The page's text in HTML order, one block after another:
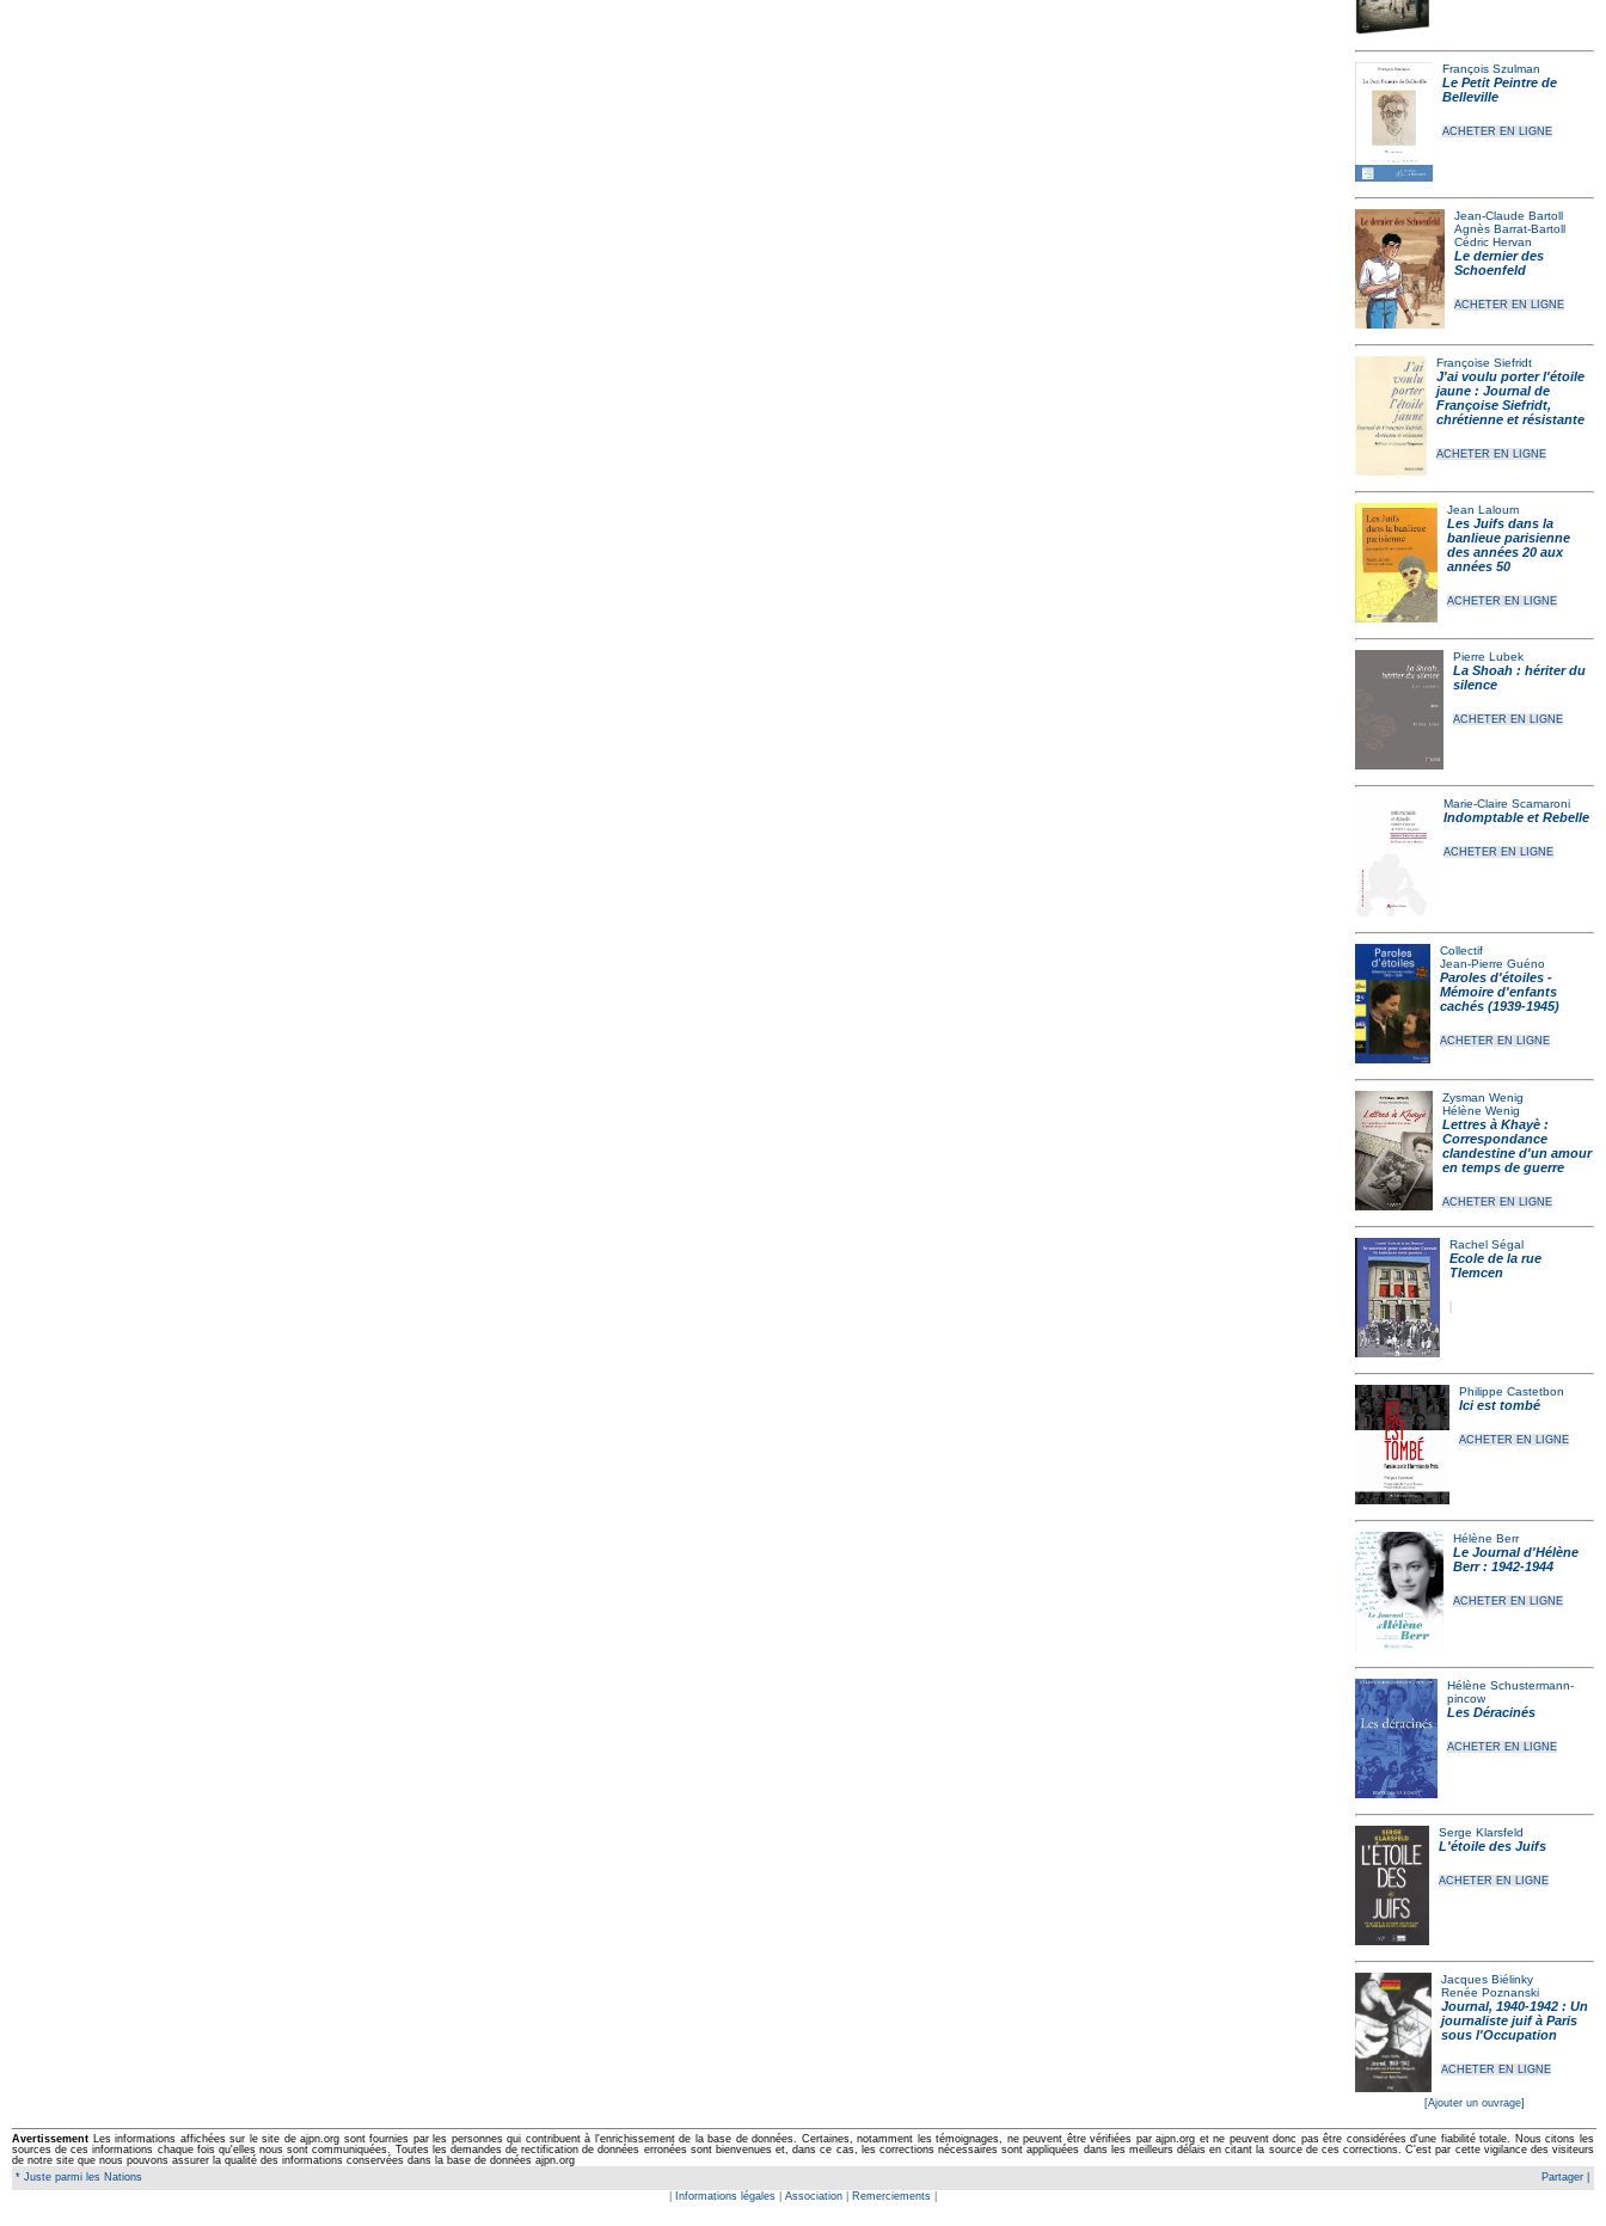
François Szulman
Le Petit Peintre de
Belleville
ACHETER EN LIGNE
Jean-Claude Bartoll
Agnès Barrat-Bartoll
Cédric Hervan
Le dernier des
Schoenfeld
ACHETER EN LIGNE
Françoise Siefridt
J'ai voulu porter l'étoile
jaune : Journal de
Françoise Siefridt,
chrétienne et résistante
ACHETER EN LIGNE
Jean Laloum
Les Juifs dans la
banlieue parisienne
des années 20 aux
années 50
ACHETER EN LIGNE
Pierre Lubek
La Shoah : hériter du
silence
ACHETER EN LIGNE
Marie-Claire Scamaroni
Indomptable et Rebelle
ACHETER EN LIGNE
Collectif
Jean-Pierre Guéno
Paroles d'étoiles -
Mémoire d'enfants
cachés (1939-1945)
ACHETER EN LIGNE
Zysman Wenig
Hélène Wenig
Lettres à Khayè :
Correspondance
clandestine d'un amour
en temps de guerre
ACHETER EN LIGNE
Rachel Ségal
Ecole de la rue
Tlemcen
Philippe Castetbon
Ici est tombé
ACHETER EN LIGNE
Hélène Berr
Le Journal d'Hélène
Berr : 1942-1944
ACHETER EN LIGNE
Hélène Schustermann-
pincow
Les Déracinés
ACHETER EN LIGNE
Serge Klarsfeld
L'étoile des Juifs
ACHETER EN LIGNE
Jacques Biélinky
Renée Poznanski
Journal, 1940-1942 : Un
journaliste juif à Paris
sous l'Occupation
ACHETER EN LIGNE
[Ajouter un ouvrage]
Avertissement Les informations affichées sur le site de ajpn.org sont fournies par les personnes qui contribuent à l'enrichissement de la base de données. Certaines, notamment les témoignages, ne peuvent être vérifiées par ajpn.org et ne peuvent donc pas être considérées d'une fiabilité totale. Nous citons les
sources de ces informations chaque fois qu'elles nous sont communiquées. Toutes les demandes de rectification de données erronées sont bienvenues et, dans ce cas, les corrections nécessaires sont appliquées dans les meilleurs délais en citant la source de ces corrections. C'est par cette vigilance des visiteurs
de notre site que nous pouvons assurer la qualité des informations conservées dans la base de données ajpn.org
* Juste parmi les Nations
Partager
Informations légales Association Remerciements